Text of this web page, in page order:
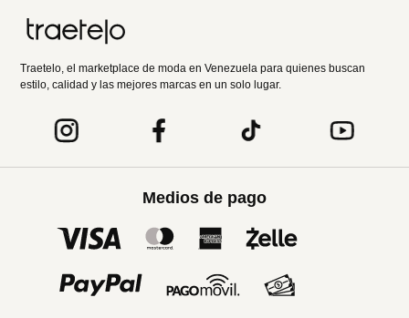
Traetelo, el marketplace de moda en Venezuela para quienes buscan
estilo, calidad y las mejores marcas en un solo lugar.
Medios de pago